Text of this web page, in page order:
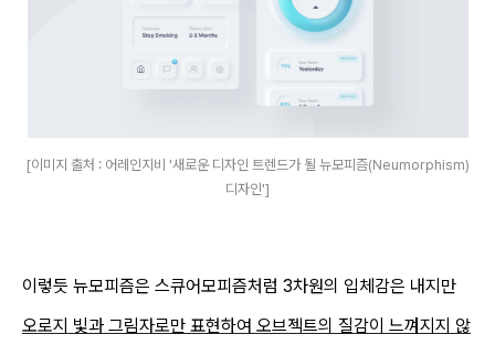
[이미지 출처 : 어레인지비 '새로운 디자인 트렌드가 될 뉴모피즘(Neumorphism)
디자인']
이렇듯 뉴모피즘은 스큐어모피즘처럼 3차원의 입체감은 내지만
오로지 빛과 그림자로만 표현하여 오브젝트의 질감이 느껴지지 않